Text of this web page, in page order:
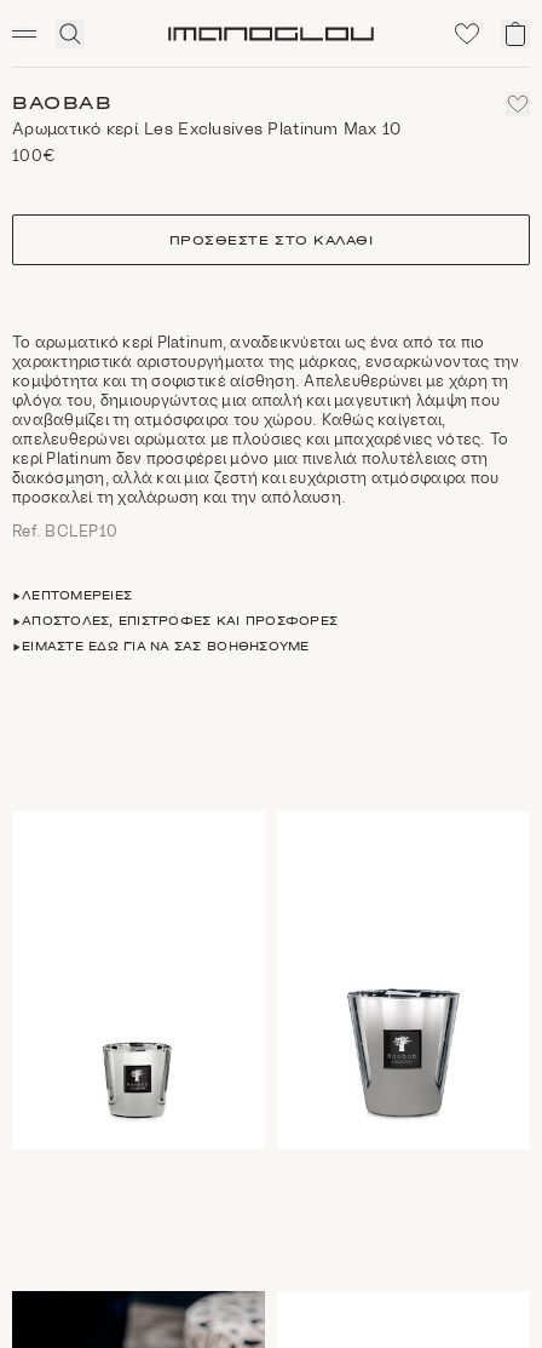
Click
search
Το
BAOBAB
Αρωματικό κερί Les Exclusives Platinum Max 10
100€
size
ΠΡΟΣΘΈΣΤΕ ΣΤΟ ΚΑΛΆΘΙ
Το αρωματικό κερί Platinum, αναδεικνύεται ως ένα από τα πιο
χαρακτηριστικά αριστουργήματα της μάρκας, ενσαρκώνοντας την
κομψότητα και τη σοφιστικέ αίσθηση. Απελευθερώνει με χάρη τη
φλόγα του, δημιουργώντας μια απαλή και μαγευτική λάμψη που
αναβαθμίζει τη ατμόσφαιρα του χώρου. Καθώς καίγεται,
απελευθερώνει αρώματα με πλούσιες και μπαχαρένιες νότες. Το
κερί Platinum δεν προσφέρει μόνο μια πινελιά πολυτέλειας στη
διακόσμηση, αλλά και μια ζεστή και ευχάριστη ατμόσφαιρα που
προσκαλεί τη χαλάρωση και την απόλαυση.
Ref. BCLEP10
ΛΕΠΤΟΜΈΡΕΙΕΣ
ΑΠΟΣΤΟΛΈΣ, ΕΠΙΣΤΡΟΦΈΣ ΚΑΙ ΠΡΟΣΦΟΡΈΣ
ΕΊΜΑΣΤΕ ΕΔΏ ΓΙΑ ΝΑ ΣΑΣ ΒΟΗΘΉΣΟΥΜΕ